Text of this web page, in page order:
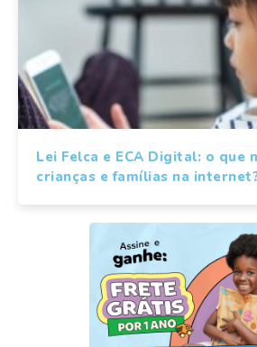
Lei Felca e ECA Digital: o que
crianças e famílias na